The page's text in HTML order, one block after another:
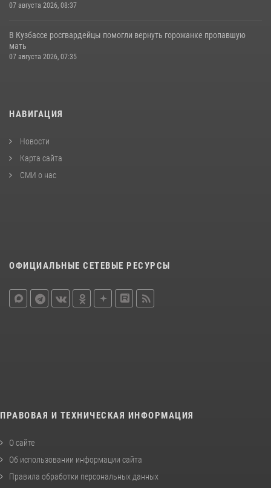
07 августа 2026, 08:37
В Кузбассе росгвардейцы помогли вернуть горожанке пропавшую
мать
07 августа 2026, 07:35
НАВИГАЦИЯ
Новости
Карта сайта
СМИ о нас
ОФИЦИАЛЬНЫЕ СЕТЕВЫЕ РЕСУРСЫ
ПРАВОВАЯ И ТЕХНИЧЕСКАЯ ИНФОРМАЦИЯ
О сайте
Об использовании информации сайта
Правила обработки персональных данных